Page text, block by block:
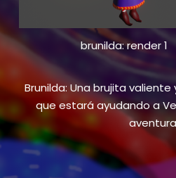
brunilda: render 1
Brunilda: Una brujita
que estará ayudando a